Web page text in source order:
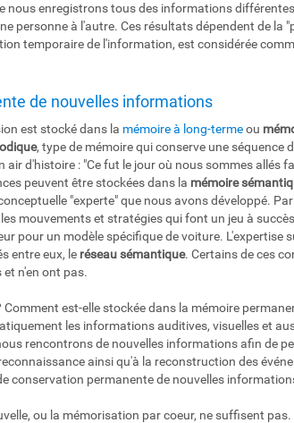
enregistrons tous des informations
personne à l'autre. Ces résultats dépendent de la
temporaire de l'information, est considérée
de nouvelles informations
est stocké dans la mémoire à long-termeou
, type de mémoire qui conserve une séquence
d'histoire : "Ce fut le jour où nous sommes allés
peuvent être stockées dans la mémoire
"experte" que nous avons développé.
mouvements et stratégies qui font un jeu à
pour un modèle spécifique de voiture. L'expertise
entre eux, le réseau sémantique. Certains de ces
n'en ont pas.
est-elle stockée dans la mémoire
les informations auditives, visuelles et
rencontrons de nouvelles informations afin de
ainsi qu'à la reconstruction des
conservation permanente de nouvelles
ou la mémorisation par coeur, ne suffisent